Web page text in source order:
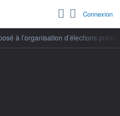
Connexion
à l’organisation d’élections